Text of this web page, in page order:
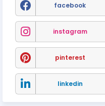
facebook
instagram
pinterest
linkedin